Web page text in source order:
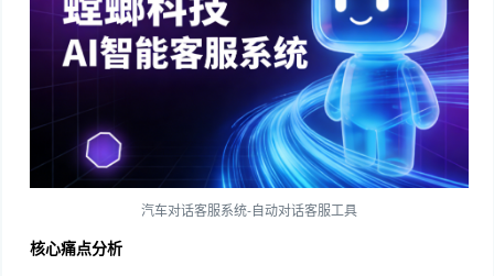
汽车对话客服系统-自动对话客服工具
核心痛点分析